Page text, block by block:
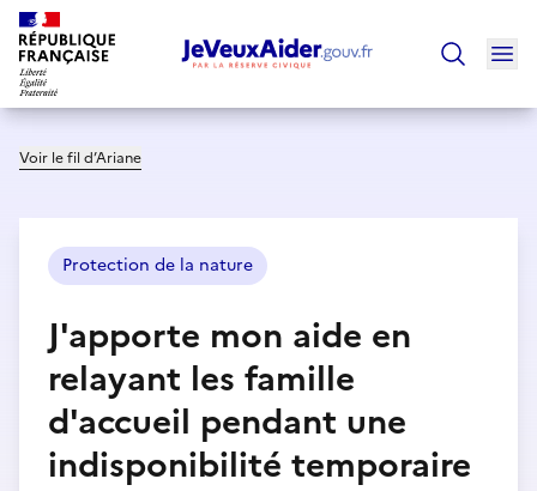
Voir le fil d’Ariane
Protection de la nature
J'apporte mon aide en
relayant les famille
d'accueil pendant une
indisponibilité temporaire